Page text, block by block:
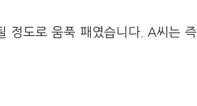
정도로 움푹 패였습니다. A씨는 즉